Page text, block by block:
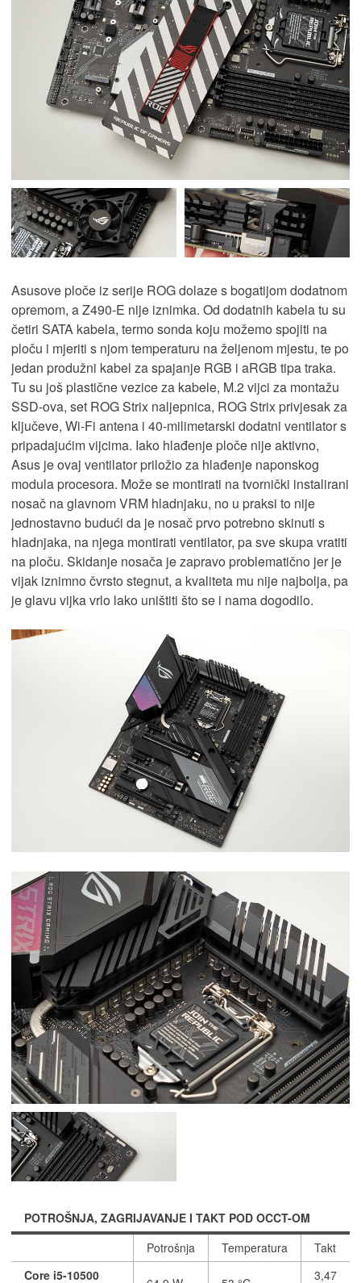
Asusove ploče iz serije ROG dolaze s bogatijom dodatnom
opremom, a Z490-E nije iznimka. Od dodatnih kabela tu su
četiri SATA kabela, termo sonda koju možemo spojiti na
ploču i mjeriti s njom temperaturu na željenom mjestu, te po
jedan produžni kabel za spajanje RGB i aRGB tipa traka.
Tu su još plastične vezice za kabele, M.2 vijci za montažu
SSD-ova, set ROG Strix naljepnica, ROG Strix privjesak za
ključeve, Wi-Fi antena i 40-milimetarski dodatni ventilator s
pripadajućim vijcima. Iako hlađenje ploče nije aktivno,
Asus je ovaj ventilator priložio za hlađenje naponskog
modula procesora. Može se montirati na tvornički instalirani
nosač na glavnom VRM hladnjaku, no u praksi to nije
jednostavno budući da je nosač prvo potrebno skinuti s
hladnjaka, na njega montirati ventilator, pa sve skupa vratiti
na ploču. Skidanje nosača je zapravo problematično jer je
vijak iznimno čvrsto stegnut, a kvaliteta mu nije najbolja, pa
je glavu vijka vrlo lako uništiti što se i nama dogodilo.
POTROŠNJA, ZAGRIJAVANJE I TAKT POD OCCT-OM
Potrošnja
Temperatura
Takt
Core i5-10500
3,47